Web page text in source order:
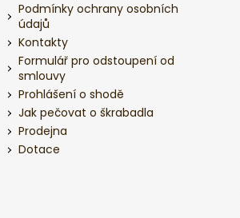
Podmínky ochrany osobních
údajů
Kontakty
Formulář pro odstoupení od
smlouvy
Prohlášení o shodě
Jak pečovat o škrabadla
Prodejna
Dotace